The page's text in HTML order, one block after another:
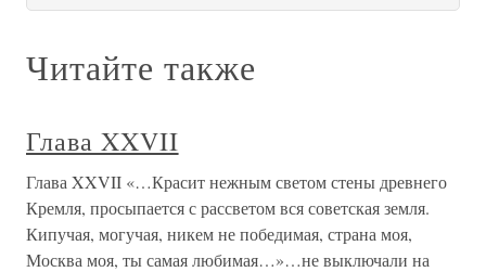
Читайте также
Глава XXVII
Глава XXVII «…Красит нежным светом стены древнего
Кремля, просыпается с рассветом вся советская земля.
Кипучая, могучая, никем не победимая, страна моя,
Москва моя, ты самая любимая…»…не выключали на